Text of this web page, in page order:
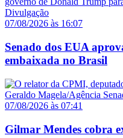
07/08/2026 às 16:07
Senado dos EUA
embaixada no Brasil
07/08/2026 às 07:41
Gilmar Mendes cobra